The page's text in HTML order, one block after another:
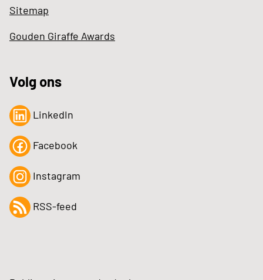
Sitemap
Gouden Giraffe Awards
Volg ons
LinkedIn
Facebook
Instagram
RSS-feed